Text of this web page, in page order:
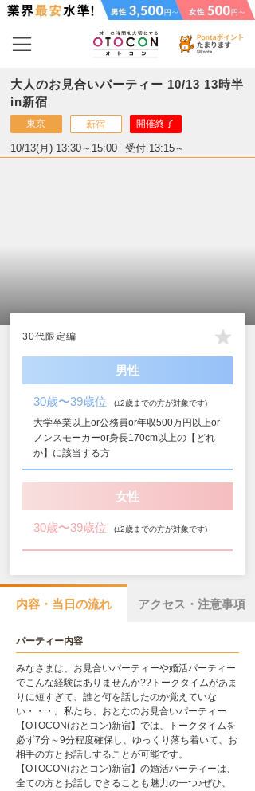
大人のお見合いパーティー 10/13 13時半
in新宿
東京 新宿 開催終了
10/13(月) 13:30～15:00 受付 13:15～
30代限定編
男性
30歳〜39歳位 (±2歳までの方が対象です)
大学卒業以上or公務員or年収500万円以上or
ノンスモーカーor身長170cm以上の【どれ
か】に該当する方
女性
30歳〜39歳位 (±2歳までの方が対象です)
内容・当日の流れ アクセス・注意事項
パーティー内容
みなさまは、お見合いパーティーや婚活パーティー
でこんな経験はありませんか??トークタイムがあま
りに短すぎて、誰と何を話したのか覚えていな
い・・・。私たち、おとなのお見合いパーティー
【OTOCON(おとコン)新宿】では、トークタイムを
必ず7分～9分程度確保し、ゆっくり落ち着いて、お
相手の方とお話しすることが可能です。
【OTOCON(おとコン)新宿】の婚活パーティーは、
全ての方とお話しできることも魅力の一つ♪ぜひ、